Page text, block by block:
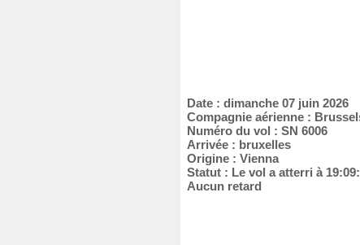
Date : dimanche 07 juin 2026
Compagnie aérienne :
Numéro du vol : SN 6006
Arrivée : bruxelles
Origine : Vienna
Statut : Le vol a atterri à
Aucun retard